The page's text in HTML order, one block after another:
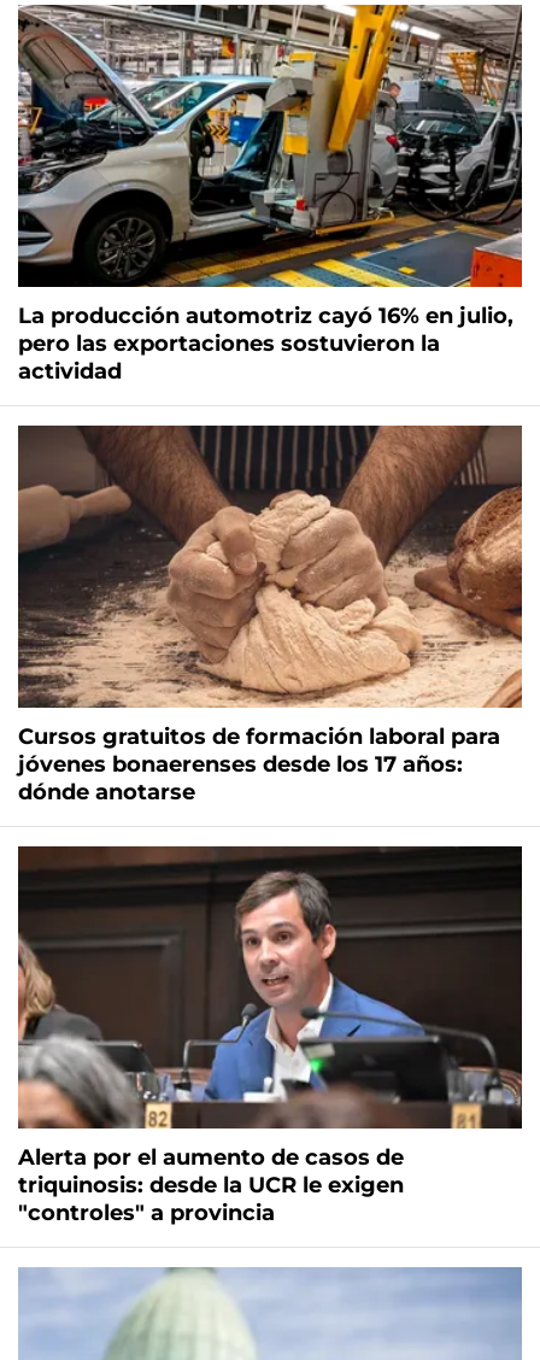
La producción automotriz cayó 16% en julio,
pero las exportaciones sostuvieron la
actividad
Cursos gratuitos de formación laboral para
jóvenes bonaerenses desde los 17 años:
dónde anotarse
Alerta por el aumento de casos de
triquinosis: desde la UCR le exigen
"controles" a provincia